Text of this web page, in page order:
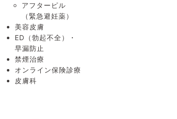
アフターピル
（緊急避妊薬）
美容皮膚
ED（勃起不全）・
早漏防止
禁煙治療
オンライン保険診療
皮膚科